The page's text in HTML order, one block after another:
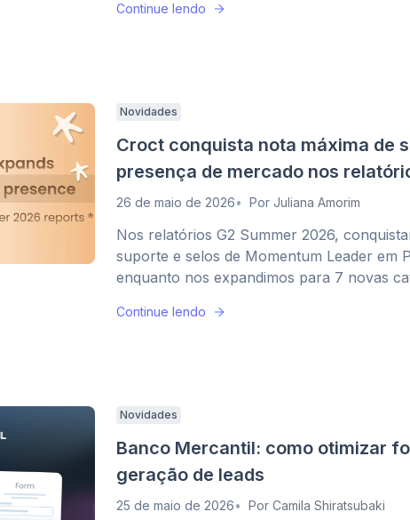
Continue lendo
Novidades
Croct conquista nota máxima de
presença de mercado nos
26 de maio de 2026 Por Juliana Amorim
Nos relatórios G2 Summer 2026,
suporte e selos de Momentum Leader em
enquanto nos expandimos para 7 novas
Continue lendo
Novidades
Banco Mercantil: como otimizar
geração de leads
25 de maio de 2026 Por Camila Shiratsubaki